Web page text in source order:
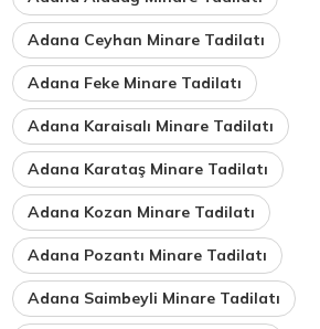
Adana Ceyhan Minare Tadilatı
Adana Feke Minare Tadilatı
Adana Karaisalı Minare Tadilatı
Adana Karataş Minare Tadilatı
Adana Kozan Minare Tadilatı
Adana Pozantı Minare Tadilatı
Adana Saimbeyli Minare Tadilatı